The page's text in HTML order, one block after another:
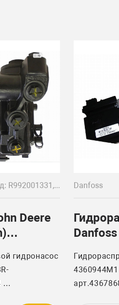
код: R992001331, RE275747, ALA10CO63 DRSC
Deere
гидронасос
Danfoss